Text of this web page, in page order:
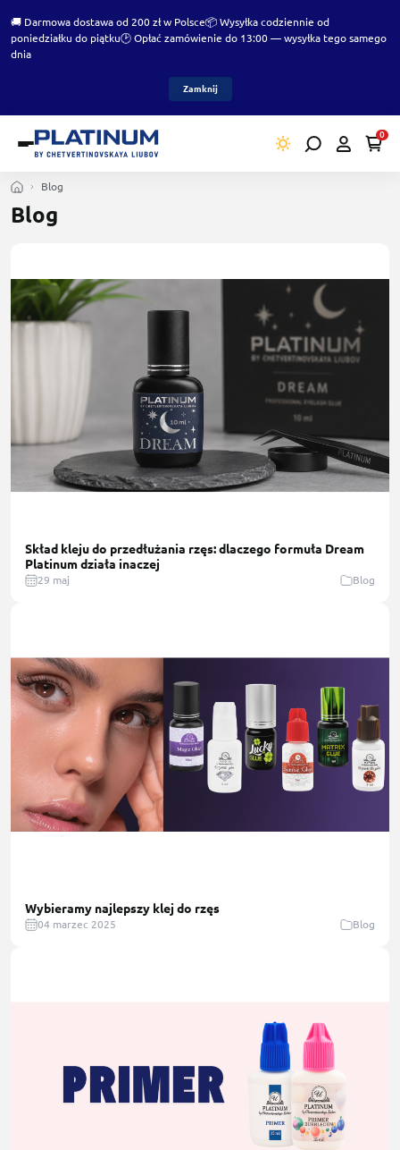
🚚 Darmowa dostawa od 200 zł w Polsce📦 Wysyłka codziennie od
poniedziałku do piątku🕑 Opłać zamówienie do 13:00 — wysyłka tego samego
dnia
Zamknij
0
Blog
Blog
Skład kleju do przedłużania rzęs: dlaczego formuła Dream
Platinum działa inaczej
29 maj Blog
Wybieramy najlepszy klej do rzęs
04 marzec 2025 Blog